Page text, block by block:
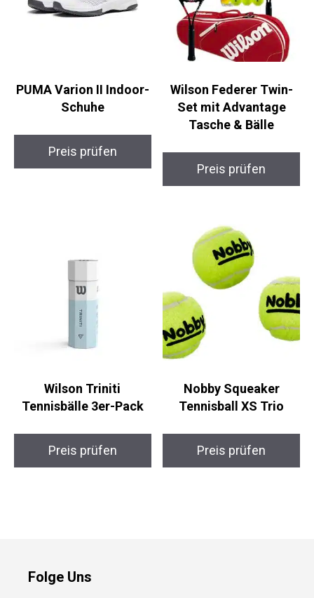
PUMA Varion II Indoor-
Schuhe
Preis prüfen
Wilson Federer Twin-
Set mit Advantage
Tasche & Bälle
Preis prüfen
Wilson Triniti
Tennisbälle 3er-Pack
Preis prüfen
Nobby Squeaker
Tennisball XS Trio
Preis prüfen
Folge Uns